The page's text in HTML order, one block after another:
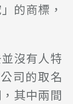
的商標，
沒有人特
司的取名
其中兩間